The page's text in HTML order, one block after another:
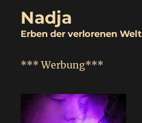
Nadja
Erben der verlorenen Welt
*** Werbung***